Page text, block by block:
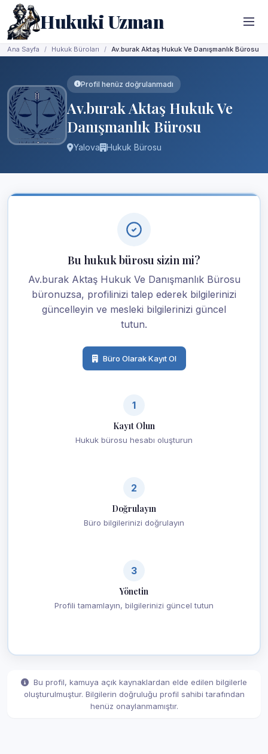
Hukuki Uzman
Ana Sayfa Hukuk Büroları Av.burak Aktaş Hukuk Ve Danışmanlık Bürosu
Profil henüz doğrulanmadı
Av.burak Aktaş Hukuk Ve
Danışmanlık Bürosu
Yalova Hukuk Bürosu
Bu hukuk bürosu sizin mi?
Av.burak Aktaş Hukuk Ve Danışmanlık Bürosu
büronuzsa, profilinizi talep ederek bilgilerinizi
güncelleyin ve mesleki bilgilerinizi güncel
tutun.
Büro Olarak Kayıt Ol
1
Kayıt Olun
Hukuk bürosu hesabı oluşturun
2
Doğrulayın
Büro bilgilerinizi doğrulayın
3
Yönetin
Profili tamamlayın, bilgilerinizi güncel tutun
Bu profil, kamuya açık kaynaklardan elde edilen bilgilerle
oluşturulmuştur. Bilgilerin doğruluğu profil sahibi tarafından
henüz onaylanmamıştır.